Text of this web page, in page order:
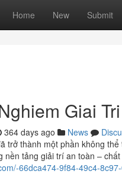
Home New Submit
Giai
364 days ago News
trở thành một phần không
nền tảng giải trí an toàn –
66dca474-9f84-49c4-